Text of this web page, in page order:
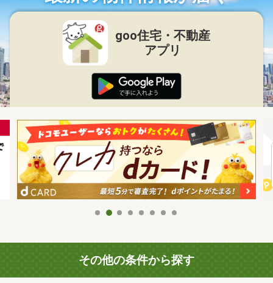
goo住宅・不動産
アプリ
その他の条件から探す